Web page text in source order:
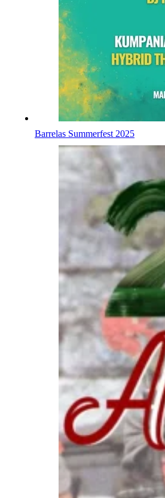
Barrelas Summerfest 2025